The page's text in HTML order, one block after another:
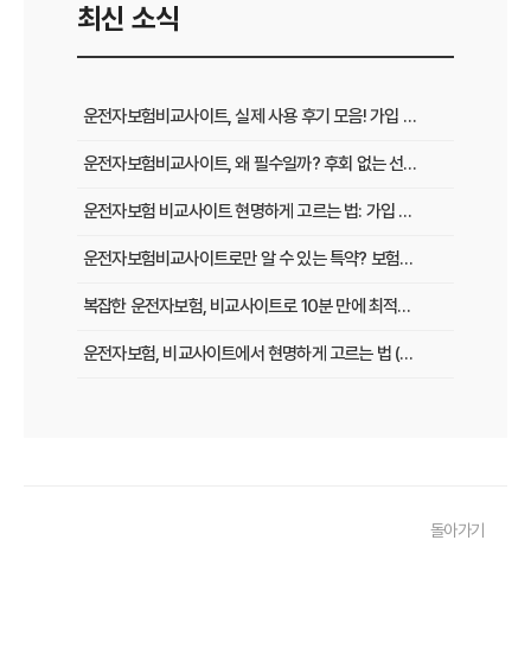
최신 소식
운전자보험비교사이트, 실제 사용 후기 모음! 가입 전 반드시 봐야 할 꿀팁
운전자보험비교사이트, 왜 필수일까? 후회 없는 선택을 위한 3가지 핵심 질문
운전자보험 비교사이트 현명하게 고르는 법: 가입 전 놓치지 말아야 할 체크리스트
운전자보험비교사이트로만 알 수 있는 특약? 보험료 절감 비법 공개
복잡한 운전자보험, 비교사이트로 10분 만에 최적의 설계 끝내는 법
운전자보험, 비교사이트에서 현명하게 고르는 법 (보장 VS 가격)
돌아가기